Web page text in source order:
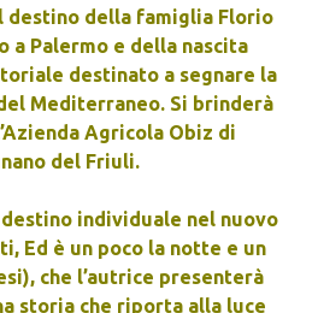
destino della famiglia Florio
a Palermo e della nascita
destinato a segnare la
Mediterraneo. Si brinderà
Agricola Obiz di
del Friuli.
individuale nel nuovo
Ed è un poco la notte e un
che l’autrice presenterà
storia che riporta alla luce